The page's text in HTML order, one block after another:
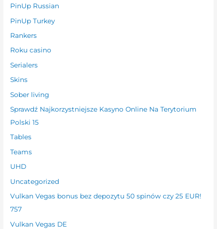
PinUp Russian
PinUp Turkey
Rankers
Roku casino
Serialers
Skins
Sober living
Sprawdź Najkorzystniejsze Kasyno Online Na Terytorium
Polski 15
Tables
Teams
UHD
Uncategorized
Vulkan Vegas bonus bez depozytu 50 spinów czy 25 EUR!
757
Vulkan Vegas DE